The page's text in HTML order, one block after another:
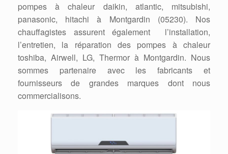
pompes à chaleur daikin, atlantic, mitsubishi,
panasonic, hitachi à Montgardin (05230). Nos
chauffagistes assurent également l’installation,
l’entretien, la réparation des pompes à chaleur
toshiba, Airwell, LG, Thermor à Montgardin. Nous
sommes partenaire avec les fabricants et
fournisseurs de grandes marques dont nous
commercialisons.